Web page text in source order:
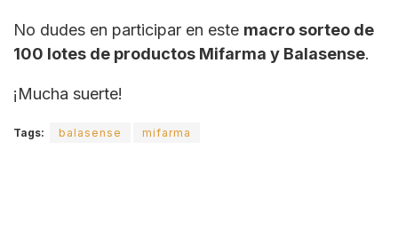
No dudes en participar en este macro sorteo de
100 lotes de productos Mifarma y Balasense.
¡Mucha suerte!
Tags: balasense mifarma